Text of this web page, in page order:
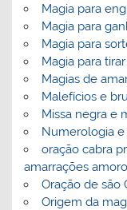
Magia para
Magia para
Magia para
Magia para
Magias de
Malefícios e
Missa negra e
Numerologia
oração cabra
amarrações
Oração de são
Origem da